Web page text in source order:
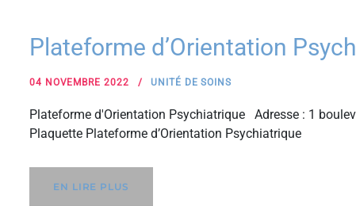
Plateforme d’Orientation
04 NOVEMBRE 2022 UNITÉ DE SOINS
Plateforme d'Orientation Psychiatrique Adresse : 1
Plaquette Plateforme d’Orientation Psychiatrique
EN LIRE PLUS